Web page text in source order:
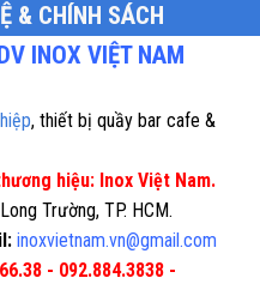
& CHÍNH SÁCH
INOX VIỆT NAM
, thiết bị quầy bar cafe &
hiệu: Inox Việt Nam.
Trường, TP. HCM.
inoxvietnam.vn@gmail.com
- 092.884.3838 -